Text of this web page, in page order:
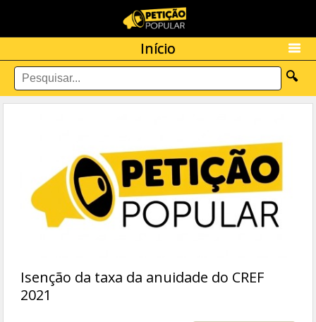
Início
🔍
Isenção da taxa da anuidade do CREF
2021